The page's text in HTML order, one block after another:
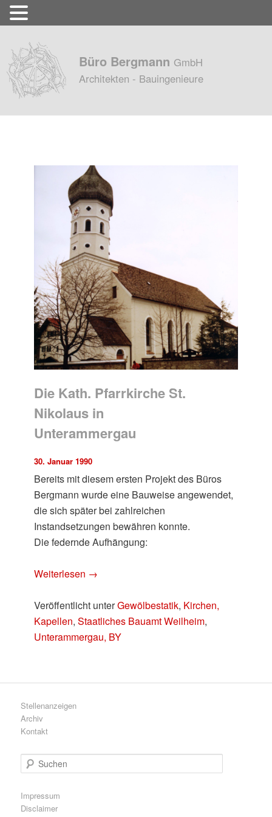
Büro Bergmann GmbH
Architekten - Bauingenieure
Die Kath. Pfarrkirche St.
Nikolaus in
Unterammergau
30. Januar 1990
Bereits mit diesem ersten Projekt des Büros
Bergmann wurde eine Bauweise angewendet,
die sich später bei zahlreichen
Instandsetzungen bewähren konnte.
Die federnde Aufhängung:
Weiterlesen →
Veröffentlicht unterGewölbestatik, Kirchen,
Kapellen,Staatliches Bauamt Weilheim,
Unterammergau, BY
Stellenanzeigen
Archiv
Kontakt
u
h
e
Impressum
Disclaimer